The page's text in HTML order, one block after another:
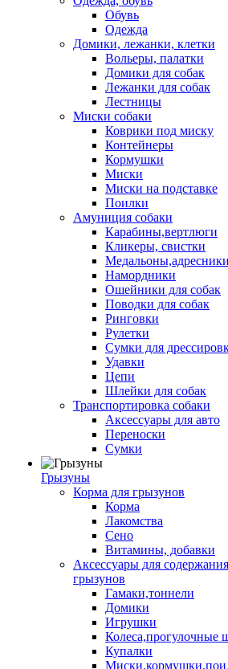
Обувь
Одежда
Домики, лежанки, клетки
Вольеры, палатки
Домики для собак
Лежанки для собак
Лестницы
Миски собаки
Коврики под миску
Контейнеры
Кормушки
Миски
Миски на подставке
Поилки
Амуниция собаки
Карабины,вертлюги
Кликеры, свистки
Медальоны,адресники
Намордники
Ошейники для собак
Поводки для собак
Ринговки
Рулетки
Сумки для
Удавки
Цепи
Шлейки для собак
Транспортировка собаки
Аксессуары для авто
Переноски
Сумки
Грызуны
Корма для грызунов
Корма
Лакомства
Сено
Витамины, добавки
Аксессуары для содержания
грызунов
Гамаки,тоннели
Домики
Игрушки
Колеса,прогулочные
Купалки